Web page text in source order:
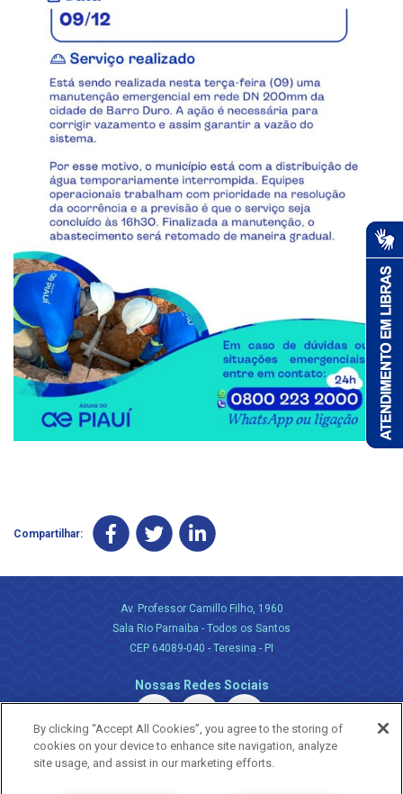
Compartilhar:
Av. Professor Camillo Filho, 1960
Sala Rio Parnaiba - Todos os Santos
CEP 64089-040 - Teresina - PI
Nossas Redes Sociais
By clicking “Accept All Cookies”, you agree to the storing of
cookies on your device to enhance site navigation, analyze
site usage, and assist in our marketing efforts.